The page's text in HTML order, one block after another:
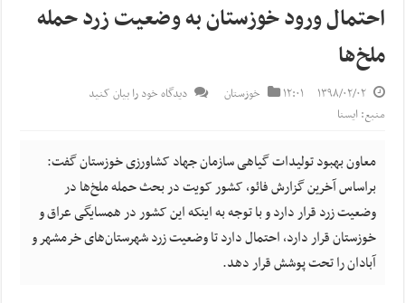
احتمال ورود خوزستان به وضعیت زرد حمله
ملخ‌ها
۱۳۹۸/۰۲/۰۲ ۱۲:۰۱ خوزستان
دیدگاه خود را بیان کنید
منبع: ایسنا
معاون بهبود تولیدات گیاهی سازمان جهاد کشاورزی خوزستان گفت:
براساس آخرین گزارش فائو، کشور کویت در بحث حمله ملخ‌ها در
وضعیت زرد قرار دارد و با توجه به اینکه این کشور در همسایگی عراق و
خوزستان قرار دارد، احتمال دارد تا وضعیت زرد شهرستان‌های خرمشهر و
آبادان را تحت پوشش قرار دهد.